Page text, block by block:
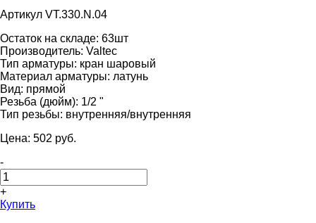
Артикул VT.330.N.04
Остаток на складе: 63шт
Производитель: Valtec
Тип арматуры: кран шаровый
Материал арматуры: латунь
Вид: прямой
Резьба (дюйм): 1/2 "
Тип резьбы: внутренняя/внутренняя
Цена: 502 pуб.
-
+
Купить